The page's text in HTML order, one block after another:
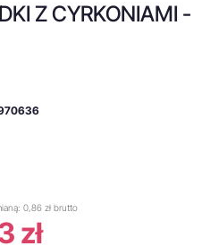
Z CYRKONIAMI -
0,86 zł brutto
zł